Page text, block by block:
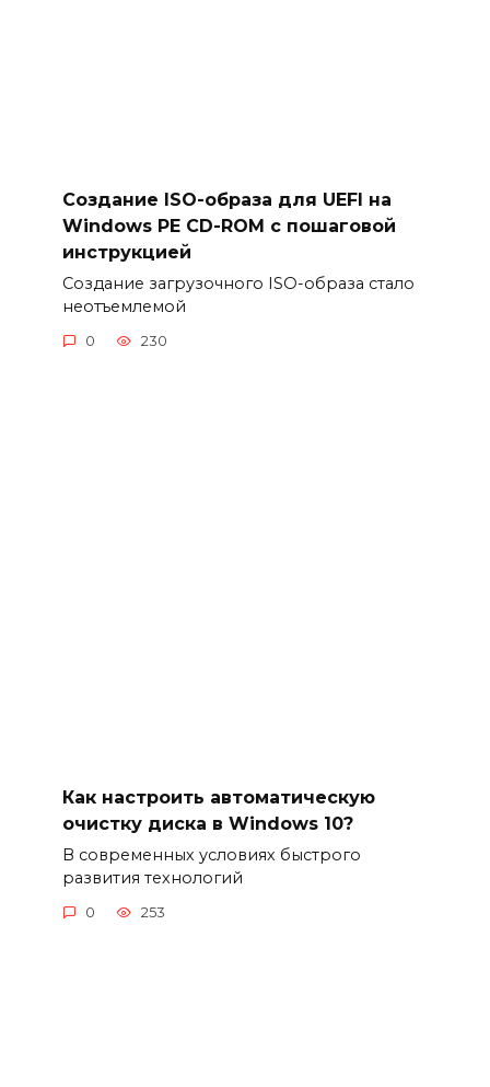
Создание ISO-образа для UEFI на
Windows PE CD-ROM с пошаговой
инструкцией
Создание загрузочного ISO-образа стало
неотъемлемой
0 230
Как настроить автоматическую
очистку диска в Windows 10?
В современных условиях быстрого
развития технологий
0 253